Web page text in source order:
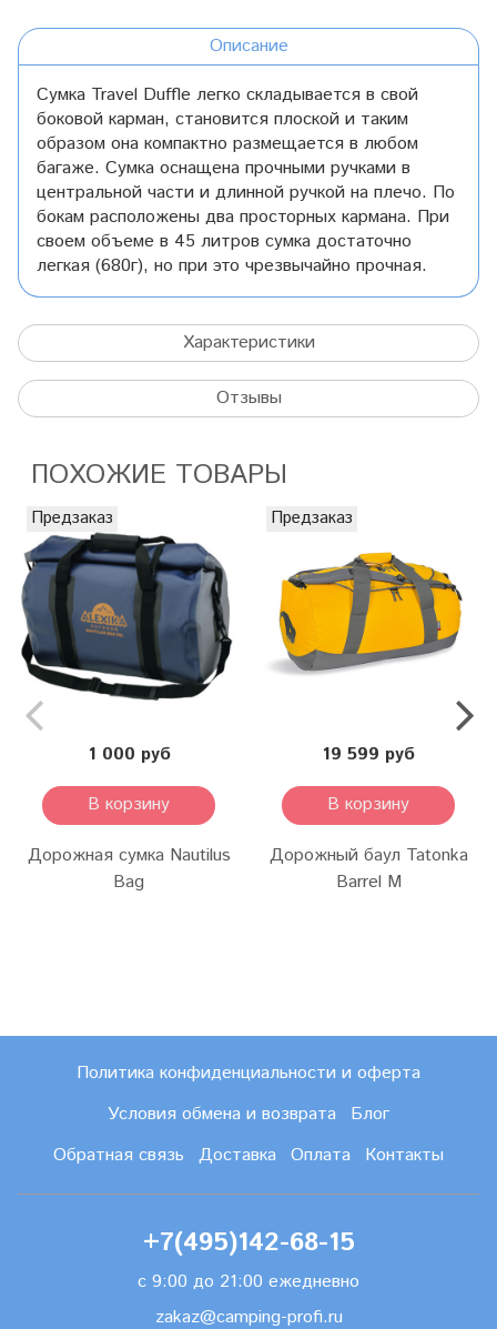
Описание
Сумка Travel Duffle легко складывается в свой
боковой карман, становится плоской и таким
образом она компактно размещается в любом
багаже. Сумка оснащена прочными ручками в
центральной части и длинной ручкой на плечо. По
бокам расположены два просторных кармана. При
своем объеме в 45 литров сумка достаточно
легкая (680г), но при это чрезвычайно прочная.
Характеристики
Отзывы
ПОХОЖИЕ ТОВАРЫ
Предзаказ
1 000 руб
В корзину
Дорожная сумка Nautilus
Bag
Предзаказ
19 599 руб
В корзину
Дорожный баул Tatonka
Barrel M
Политика конфиденциальности и оферта
Условия обмена и возврата
Блог
Обратная связь
Доставка Оплата Контакты
+7(495)142-68-15
с 9:00 до 21:00 ежедневно
zakaz@camping-profi.ru